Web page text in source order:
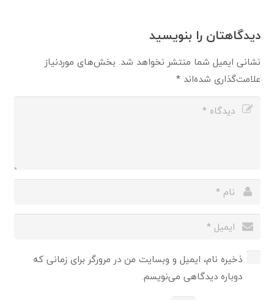
دیدگاهتان را بنویسید
نشانی ایمیل شما منتشر نخواهد شد. بخش‌های موردنیاز
علامت‌گذاری شده‌اند*
ذخیره نام، ایمیل و وبسایت من در مرورگر برای زمانی که
دوباره دیدگاهی می‌نویسم.